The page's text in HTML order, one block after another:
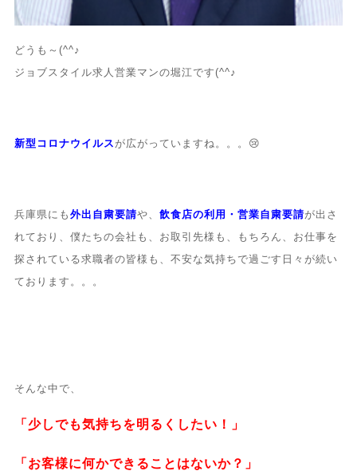
どうも～(^^♪
ジョブスタイル求人営業マンの堀江です(^^♪
新型コロナウイルス が広がっていますね。。。😢
兵庫県にも 外出自粛要請や、 飲食店の利用・営業自粛要請が出さ
れており、僕たちの会社も、お取引先様も、もちろん、お仕事を
探されている求職者の皆様も、不安な気持ちで過ごす日々が続い
ております。。。
そんな中で、
「少しでも気持ちを明るくしたい！」
「お客様に何かできることはないか？」